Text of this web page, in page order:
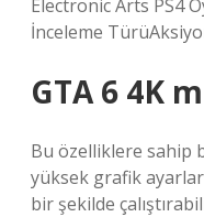
Electronic Arts PS4
İnceleme
GTA 6 4K
Bu özelliklere sahip
yüksek grafik
bir şekilde